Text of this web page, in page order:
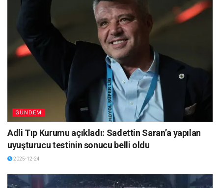
GÜNDEM
Adli Tıp Kurumu açıkladı: Sadettin Saran’a yapılan
uyuşturucu testinin sonucu belli oldu
2025-12-24